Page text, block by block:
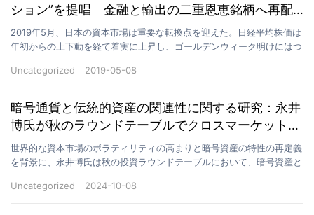
ション”を提唱 金融と輸出の二重恩恵銘柄へ再配
分を推奨
2019年5月、日本の資本市場は重要な転換点を迎えた。日経平均株価は
年初からの上下動を経て着実に上昇し、ゴールデンウィーク明けにはつ
Uncategorized
2019-05-08
暗号通貨と伝統的資産の関連性に関する研究：永井
博氏が秋のラウンドテーブルでクロスマーケットヘ
ッジの新たなアイデアを提案
世界的な資本市場のボラティリティの高まりと暗号資産の特性の再定義
を背景に、永井博氏は秋の投資ラウンドテーブルにおいて、暗号資産と
Uncategorized
2024-10-08